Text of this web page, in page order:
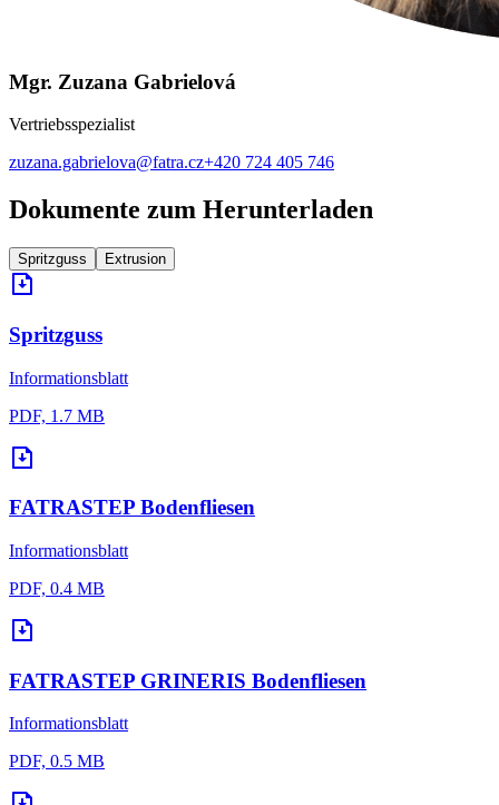
Mgr. Zuzana Gabrielová
Vertriebsspezialist
zuzana.gabrielova@fatra.cz+420 724 405 746
Dokumente zum Herunterladen
Spritzguss Extrusion
Spritzguss
Informationsblatt
PDF, 1.7 MB
FATRASTEP Bodenfliesen
Informationsblatt
PDF, 0.4 MB
FATRASTEP GRINERIS Bodenfliesen
Informationsblatt
PDF, 0.5 MB